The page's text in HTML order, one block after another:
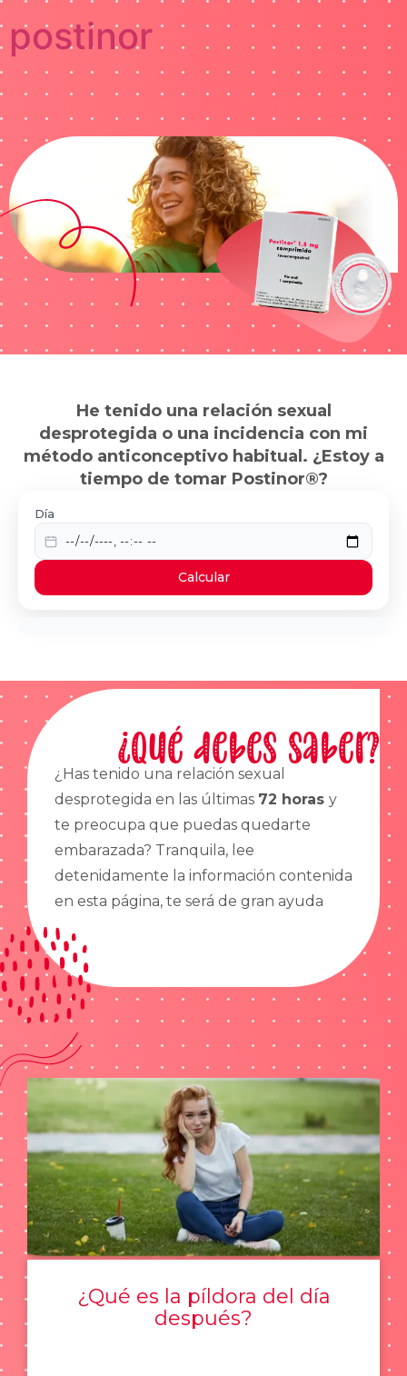
postinor
He tenido una relación sexual
desprotegida o una incidencia con mi
método anticonceptivo habitual. ¿Estoy a
tiempo de tomar Postinor®?
Día
Calcular
¿Qué debes saber?
¿Has tenido una relación sexual
desprotegida en las últimas 72 horas y
te preocupa que puedas quedarte
embarazada? Tranquila, lee
detenidamente la información contenida
en esta página, te será de gran ayuda
¿Qué es la píldora del día
después?